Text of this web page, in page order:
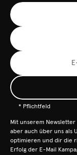
* Pflichtfeld
Mit unserem
aber auch über uns als
optimieren und dir die
Erfolg der E-Mail